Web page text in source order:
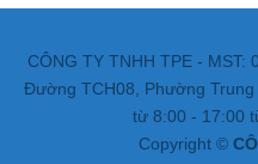
CÔNG TY TNHH TPE -
Đường TCH08, Phường
từ 8:00 - 17:00
Copyright ©